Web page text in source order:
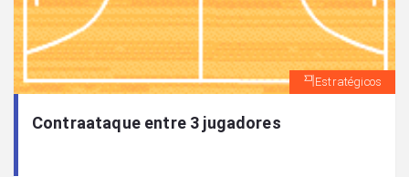
Estratégicos
Contraataque entre 3 jugadores